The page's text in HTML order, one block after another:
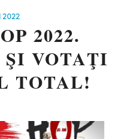
2022
2022.
VOTAŢI
TOTAL!